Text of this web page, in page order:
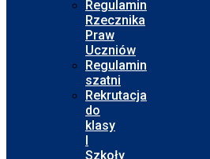
Regulamin
Rzecznika
Praw
Uczniów
Regulamin
szatni
Rekrutacja
do
klasy
I
Szkoły